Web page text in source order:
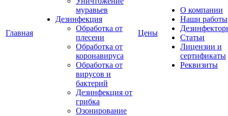
Главная
муравьев
Дезинфекция
Обработка от
плесени
Обработка от
коронавируса
Обработка от
вирусов и
бактерий
Дезинфекция от
грибка
Озонирование
Цены
О компании
Наши работы
Статьи
Лицензии и
сертификаты
Реквизиты